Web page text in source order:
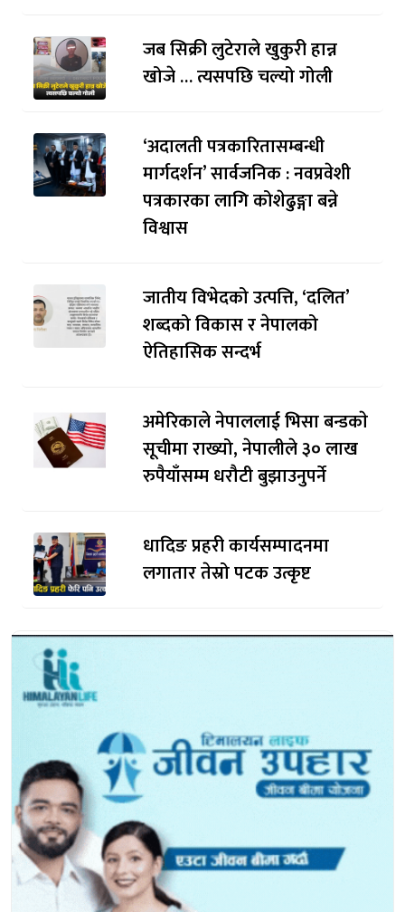
जब सिक्री लुटेराले खुकुरी हान्न
खोजे … त्यसपछि चल्यो गोली
‘अदालती पत्रकारितासम्बन्धी
मार्गदर्शन’ सार्वजनिक : नवप्रवेशी
पत्रकारका लागि कोशेढुङ्गा बन्ने
विश्वास
जातीय विभेदको उत्पत्ति, ‘दलित’
शब्दको विकास र नेपालको
ऐतिहासिक सन्दर्भ
अमेरिकाले नेपाललाई भिसा बन्डकाे
सूचीमा राख्यो, नेपालीले ३० लाख
रुपैयाँसम्म धरौटी बुझाउनुपर्ने
धादिङ प्रहरी कार्यसम्पादनमा
लगातार तेस्रो पटक उत्कृष्ट